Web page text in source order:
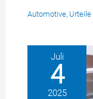
Automotive, Urteile
Juli
4
2025